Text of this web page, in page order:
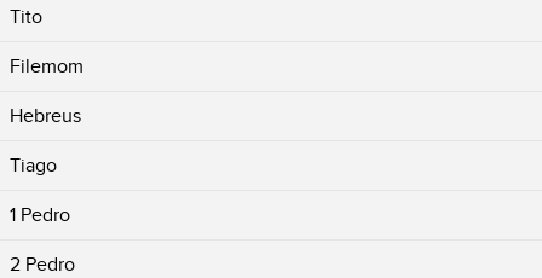
Tito
Filemom
Hebreus
Tiago
1 Pedro
2 Pedro